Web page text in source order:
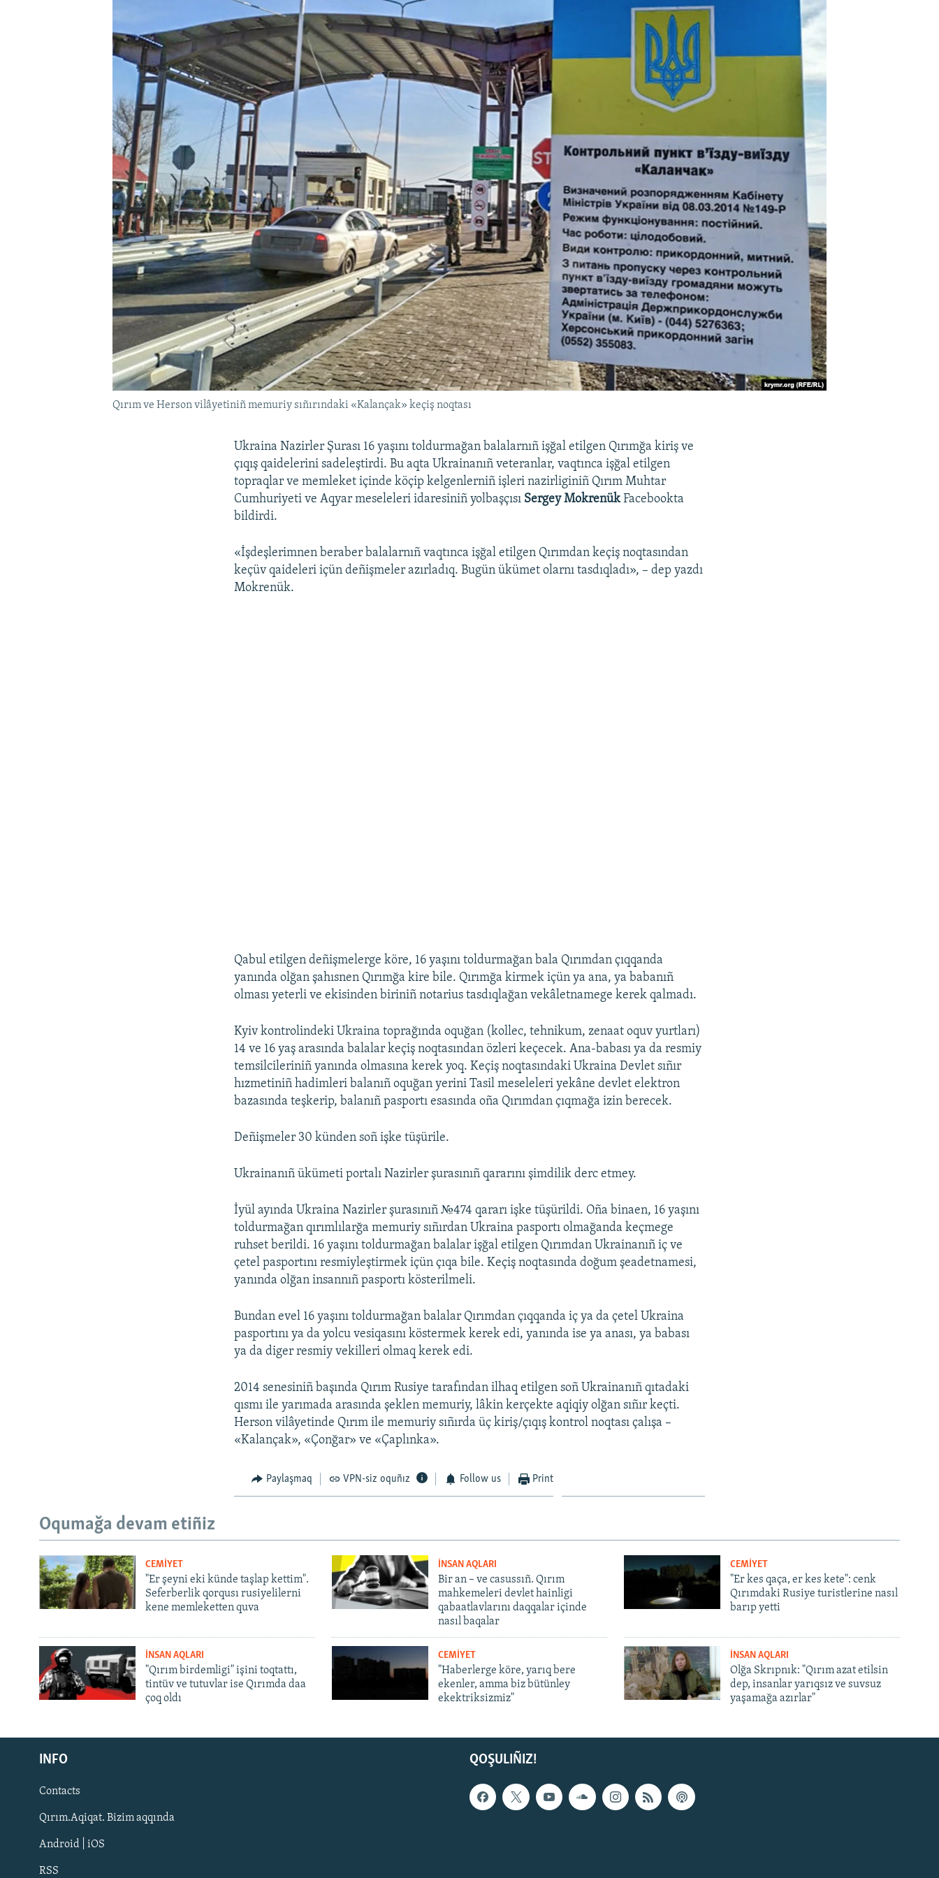
Русский
Українською
QOŞULIÑIZ!
Qırım ve Herson vilâyetiniñ memuriy sıñırındaki «Kalançak» keçiş noqtası
Ukraina Nazirler Şurası 16 yaşını toldurmağan balalarnıñ işğal etilgen Qırımğa kiriş ve
çıqış qaidelerini sadeleştirdi. Bu aqta Ukrainanıñ veteranlar, vaqtınca işğal etilgen
topraqlar ve memleket içinde köçip kelgenlerniñ işleri nazirliginiñ Qırım Muhtar
Cumhuriyeti ve Aqyar meseleleri idaresiniñ yolbaşçısı Sergey MokrenükFacebookta
bildirdi.
«İşdeşlerimnen beraber balalarnıñ vaqtınca işğal etilgen Qırımdan keçiş noqtasından
keçüv qaideleri içün deñişmeler azırladıq. Bugün ükümet olarnı tasdıqladı», – dep yazdı
Mokrenük.
Qabul etilgen deñişmelerge köre, 16 yaşını toldurmağan bala Qırımdan çıqqanda
yanında olğan şahısnen Qırımğa kire bile. Qırımğa kirmek içün ya ana, ya babanıñ
olması yeterli ve ekisinden biriniñ notarius tasdıqlağan vekâletnamege kerek qalmadı.
Kyiv kontrolindeki Ukraina toprağında oquğan (kollec, tehnikum, zenaat oquv yurtları)
14 ve 16 yaş arasında balalar keçiş noqtasından özleri keçecek. Ana-babası ya da resmiy
temsilcileriniñ yanında olmasına kerek yoq. Keçiş noqtasındaki Ukraina Devlet sıñır
hızmetiniñ hadimleri balanıñ oquğan yerini Tasil meseleleri yekâne devlet elektron
bazasında teşkerip, balanıñ pasportı esasında oña Qırımdan çıqmağa izin berecek.
Deñişmeler 30 künden soñ işke tüşürile.
Ukrainanıñ ükümeti portalı Nazirler şurasınıñ qararını şimdilik derc etmey.
İyül ayında Ukraina Nazirler şurasınıñ №474 qararı işke tüşürildi. Oña binaen, 16 yaşını
toldurmağan qırımlılarğa memuriy sıñırdan Ukraina pasportı olmağanda keçmege
ruhset berildi. 16 yaşını toldurmağan balalar işğal etilgen Qırımdan Ukrainanıñ iç ve
çetel pasportını resmiyleştirmek içün çıqa bile. Keçiş noqtasında doğum şeadetnamesi,
yanında olğan insannıñ pasportı kösterilmeli.
Bundan evel 16 yaşını toldurmağan balalar Qırımdan çıqqanda iç ya da çetel Ukraina
pasportını ya da yolcu vesiqasını köstermek kerek edi, yanında ise ya anası, ya babası
ya da diger resmiy vekilleri olmaq kerek edi.
2014 senesiniñ başında Qırım Rusiye tarafından ilhaq etilgen soñ Ukrainanıñ qıtadaki
qısmı ile yarımada arasında şeklen memuriy, lâkin kerçekte aqiqiy olğan sıñır keçti.
Herson vilâyetinde Qırım ile memuriy sıñırda üç kiriş/çıqış kontrol noqtası çalışa –
«Kalançak», «Çonğar» ve «Çaplınka».
Paylaşmaq VPN-siz oquñız Follow us Print
Oqumağa devam etiñiz
CEMİYET
"Er şeyni eki künde taşlap kettim".
Seferberlik qorqusı rusiyelilerni
kene memleketten quva
İNSAN AQLARI
Bir an – ve casussıñ. Qırım
mahkemeleri devlet hainligi
qabaatlavlarını daqqalar içinde
nasıl baqalar
CEMİYET
"Er kes qaça, er kes kete": cenk
Qırımdaki Rusiye turistlerine nasıl
barıp yetti
İNSAN AQLARI
"Qırım birdemligi" işini toqtattı,
tintüv ve tutuvlar ise Qırımda daa
çoq oldı
CEMİYET
"Haberlerge köre, yarıq bere
ekenler, amma biz bütünley
ekektriksizmiz"
İNSAN AQLARI
Olğa Skrıpnık: "Qırım azat etilsin
dep, insanlar yarıqsız ve suvsuz
yaşamağa azırlar"
QOŞULIÑIZ!
INFO
Contacts
Qırım.Aqiqat. Bizim aqqında
Android | iOS
RSS